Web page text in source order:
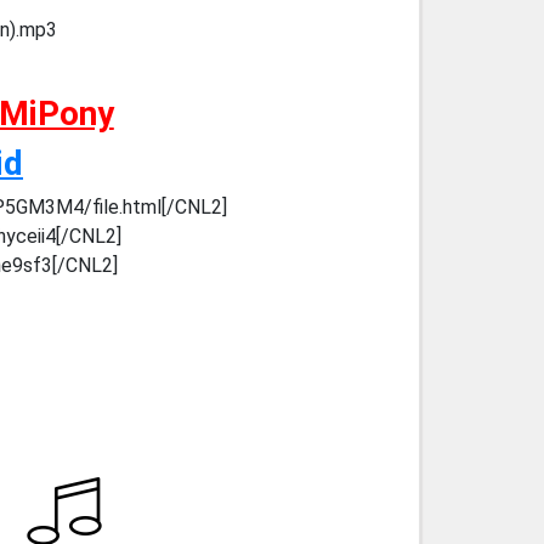
file.html[/CNL2]
CNL2]
CNL2]